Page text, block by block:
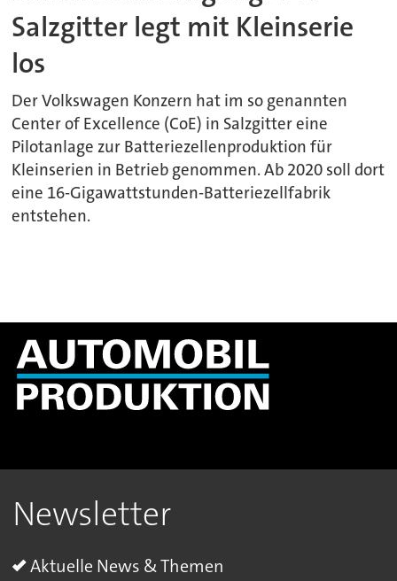
Salzgitter legt mit Kleinserie
los
Der Volkswagen Konzern hat im so genannten
Center of Excellence (CoE) in Salzgitter eine
Pilotanlage zur Batteriezellenproduktion für
Kleinserien in Betrieb genommen. Ab 2020 soll dort
eine 16-Gigawattstunden-Batteriezellfabrik
entstehen.
Newsletter
Aktuelle News & Themen